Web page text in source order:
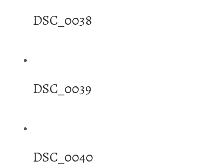
DSC_0038
DSC_0039
DSC_0040